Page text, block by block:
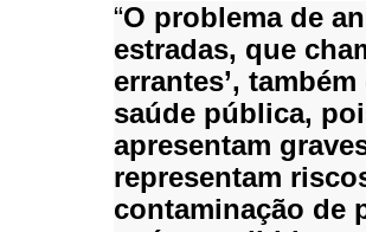
“O problema de
estradas, que
errantes’,
saúde pública,
apresentam
representam
contaminação de